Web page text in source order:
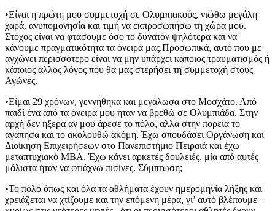
•Είναι η πρώτη μου συμμετοχή σε Ολυμπιακούς, νιώθω μεγάλη
χαρά, ανυπομονησία και τιμή να εκπροσωπήσω τη χώρα μου.
Στόχος είναι να φτάσουμε όσο το δυνατόν ψηλότερα και να
κάνουμε πραγματικότητα τα όνειρά μας.Προσωπικά, αυτό που με
αγχώνει περισσότερο είναι να μην υπάρχει κάποιος τραυματισμός ή
κάποιος άλλος λόγος που θα μας στερήσει τη συμμετοχή στους
Αγώνες.
•Είμαι 29 χρόνων, γεννήθηκα και μεγάλωσα στο Μοσχάτο. Από
παιδί ένα από τα όνειρά μου ήταν να βρεθώ σε Ολυμπιάδα. Στην
αρχή δεν ήξερα αν μου άρεσε το πόλο, αλλά στην πορεία το
αγάπησα και το ακολουθώ ακόμη. Έχω σπουδάσει Οργάνωση και
Διοίκηση Επιχειρήσεων στο Πανεπιστήμιο Πειραιά και έχω
μεταπτυχιακό MBA. Έχω κάνει αρκετές δουλειές, μία από αυτές
μάλιστα ήταν να φτιάχνω πισίνες. Σύμπτωση;
•Το πόλο όπως και όλα τα αθλήματα έχουν ημερομηνία λήξης και
χρειάζεται να χτίζουμε και την επόμενη μέρα, γι’ αυτό βλέπουμε –